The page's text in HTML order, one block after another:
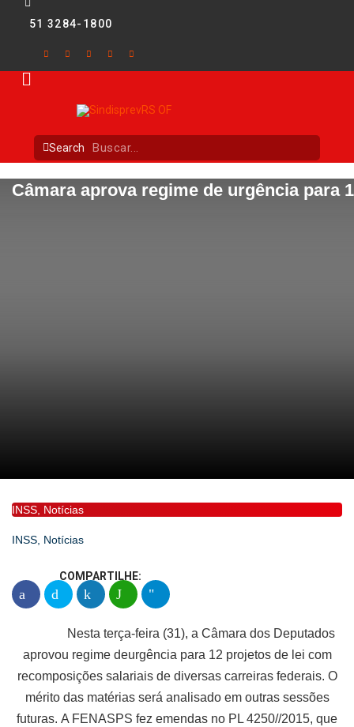
51 3284-1800
Search
Câmara aprova regime de urgência para
INSS, Notícias
INSS, Notícias
COMPARTILHE:
Nesta terça-feira (31), a Câmara dos Deputados
aprovou regime deurgência para 12 projetos de lei com
recomposições salariais de diversas carreiras federais. O
mérito das matérias será analisado em outras sessões
futuras. A FENASPS fez emendas no PL 4250//2015, que